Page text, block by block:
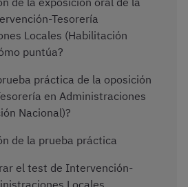
Tesorería
Locales (Habilitación
puntúa?
práctica de la oposición
en Administraciones
Nacional)?
de la prueba práctica
el test de Intervención-